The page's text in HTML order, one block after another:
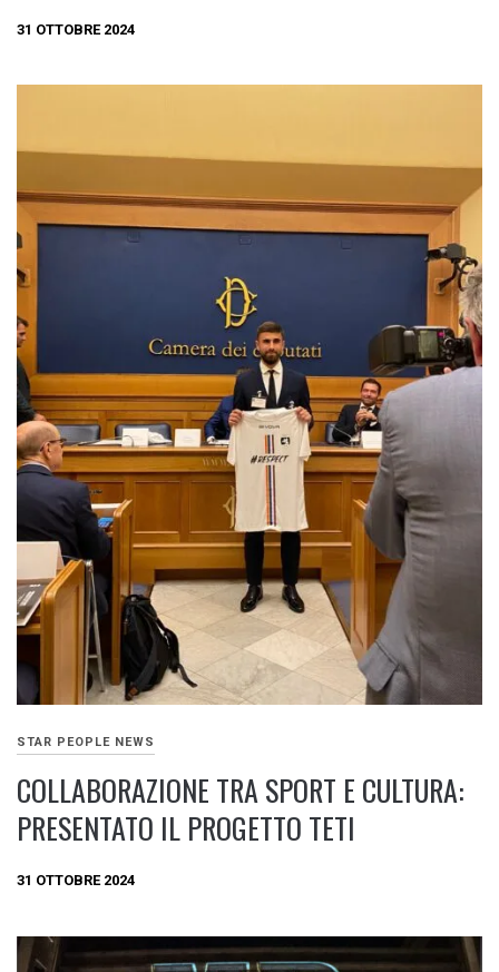
31 OTTOBRE 2024
STAR PEOPLE NEWS
COLLABORAZIONE TRA SPORT E CULTURA:
PRESENTATO IL PROGETTO TETI
31 OTTOBRE 2024